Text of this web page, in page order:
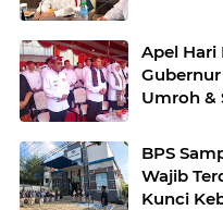
Apel Hari
Umroh &
BPS
Wajib
Kunci